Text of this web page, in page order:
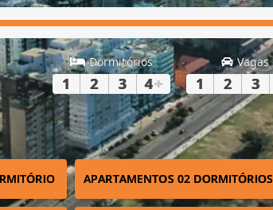
Dormitórios
1 2 3 4+
Vagas
1 2 3
APARTAMENTOS 02 DORMITÓRIOS